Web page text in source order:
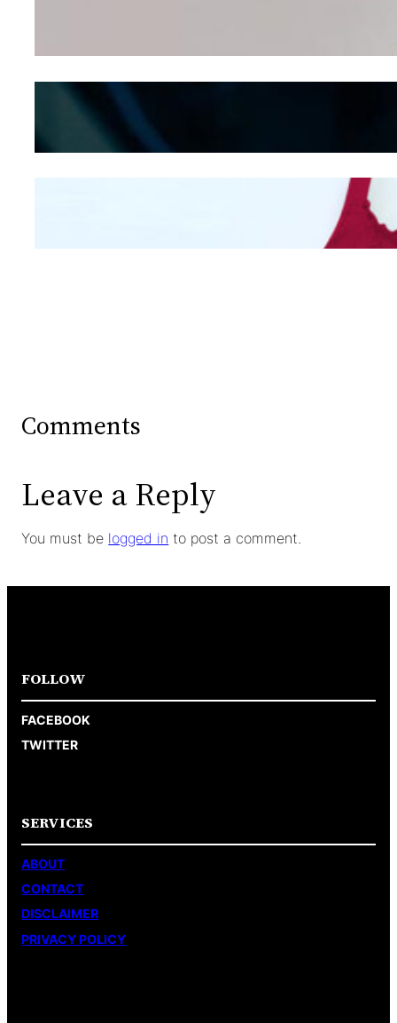
Kepribadian
Mengintip Kepribadian
Wanita Dari Warna Bra
Comments
Leave a Reply
You must be logged in to post a comment.
FOLLOW
FACEBOOK
TWITTER
SERVICES
ABOUT
CONTACT
DISCLAIMER
PRIVACY POLICY